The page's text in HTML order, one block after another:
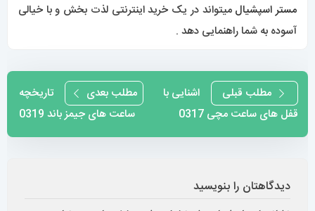
مستر اسپشیال میتواند در یک خرید اینترنتی لذت بخش و با خیالی
آسوده به شما راهنمایی دهد .
راهبری
نوشته
مطلب قبلی
اشنایی با
قفل های ساعت مچی 0317
مطلب بعدی
تاریخچه
ساعت های جیمز باند 0319
دیدگاهتان را بنویسید